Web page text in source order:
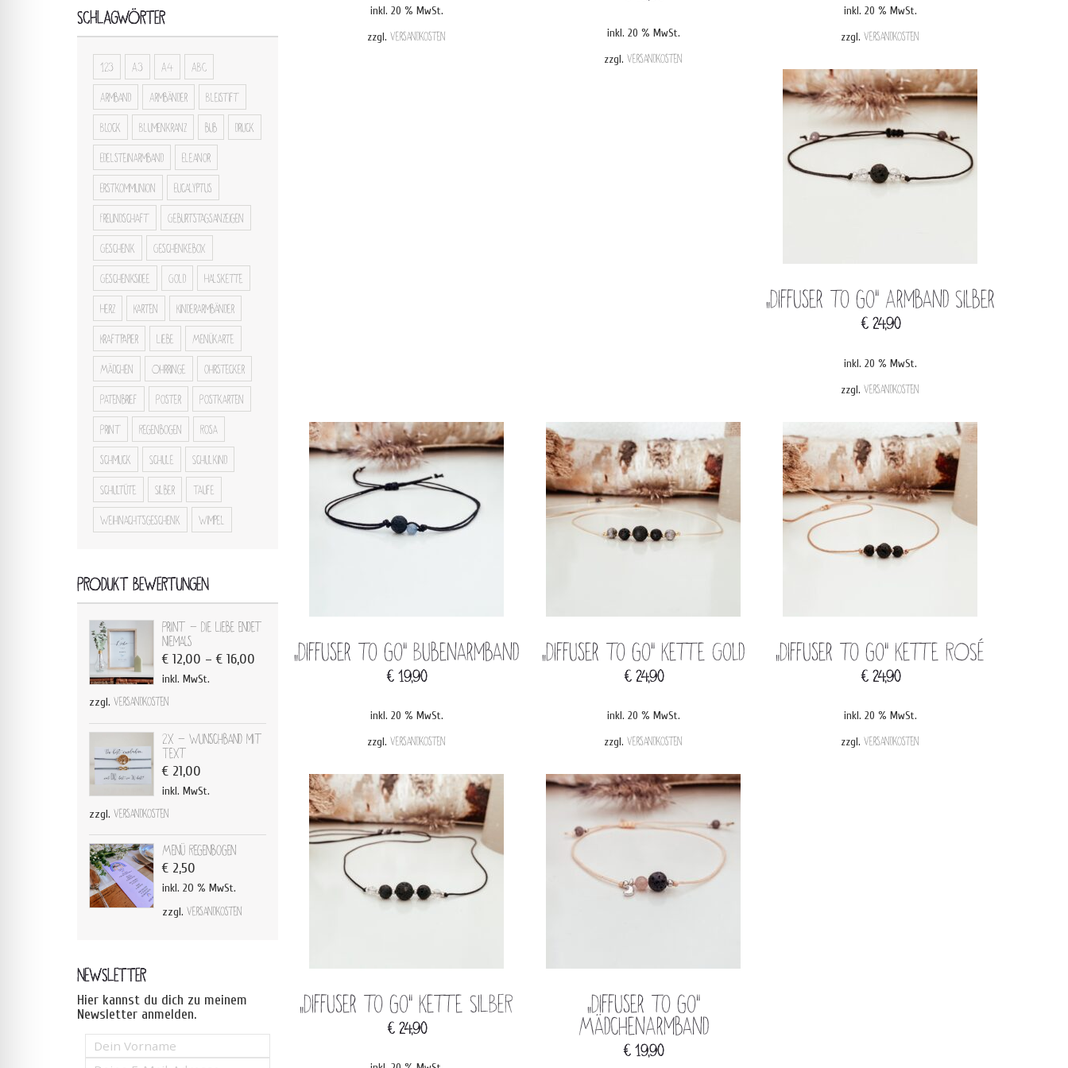
inkl. 20 % MwSt.
zzgl.Versandkosten
inkl. 20 % MwSt.
zzgl.Versandkosten
inkl. 20 % MwSt.
zzgl.Versandkosten
„Diffuser to go“ Armband Silber
€24,90
inkl. 20 % MwSt.
zzgl.Versandkosten
„Diffuser to go“ Bubenarmband
€ 19,90
inkl. 20 % MwSt.
zzgl.Versandkosten
„Diffuser to go“ Kette Gold
€24,90
inkl. 20 % MwSt.
zzgl.Versandkosten
„Diffuser to go“ Kette ROSÉ
€24,90
inkl. 20 % MwSt.
zzgl.Versandkosten
„Diffuser to go“ Kette SILBER
€24,90
„Diffuser to go“
MädchenArmband
€ 19,90
SCHLAGWÖRTER
123 A3 A4 ABC
Armband Armbänder Bleistift
Block Blumenkranz bub druck
Edelsteinarmband Eleanor
Erstkommunion Eucalyptus
Freundschaft Geburtstagsanzeigen
Geschenk Geschenkebox
Geschenksidee Gold Halskette
Herz Karten Kinderarmbänder
Kraftpapier Liebe Menükarte
Mädchen Ohrringe ohrstecker
Patenbrief Poster Postkarten
Print Regenbogen Rosa
schmuck Schule Schulkind
Schultüte Silber Taufe
Weihnachtsgeschenk Wimpel
PRODUKT BEWERTUNGEN
Print - Die Liebe endet
niemals
€12,00 –€16,00
inkl. MwSt.
zzgl. Versandkosten
2x - Wunschband mit
Text
€21,00
inkl. MwSt.
zzgl. Versandkosten
Menü Regenbogen
€2,50
inkl. 20 % MwSt.
zzgl. Versandkosten
NEWSLETTER
Hier kannst du dich zu meinem
Newsletter anmelden.